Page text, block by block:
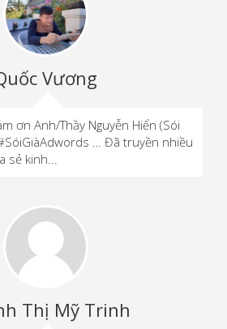
Vương
ơn Anh/Thầy Nguyễn Hiển (Sói
… Đã truyền nhiều
sẻ kinh...
Thị Mỹ Trinh